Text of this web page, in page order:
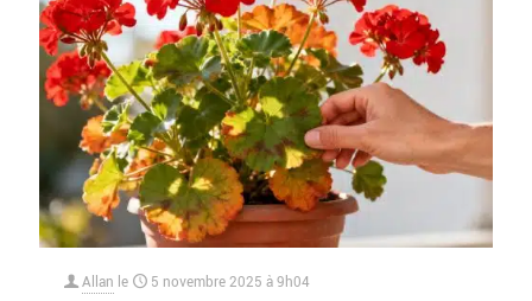
Allan le 5 novembre 2025 à 9h04